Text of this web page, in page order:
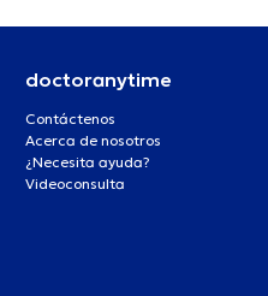
doctoranytime
Contáctenos
Acerca de nosotros
¿Necesita ayuda?
Videoconsulta